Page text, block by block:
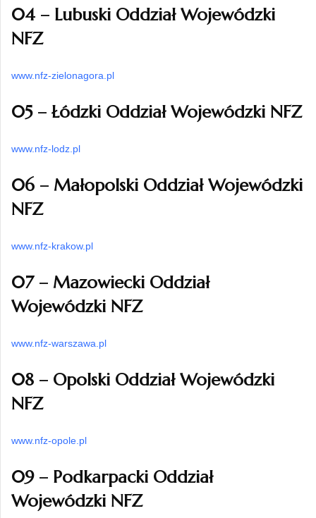
04 – Lubuski Oddział Wojewódzki
NFZ
www.nfz-zielonagora.pl
05 – Łódzki Oddział Wojewódzki NFZ
www.nfz-lodz.pl
06 – Małopolski Oddział Wojewódzki
NFZ
www.nfz-krakow.pl
07 – Mazowiecki Oddział
Wojewódzki NFZ
www.nfz-warszawa.pl
08 – Opolski Oddział Wojewódzki
NFZ
www.nfz-opole.pl
09 – Podkarpacki Oddział
Wojewódzki NFZ